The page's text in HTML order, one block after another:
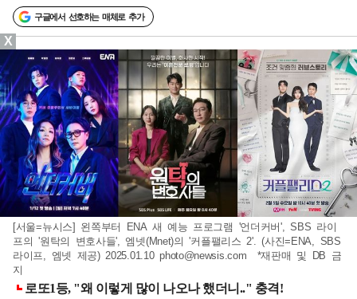
구글에서 선호하는 매체로 추가
[서울=뉴시스] 왼쪽부터 ENA 새 예능 프로그램 '언더커버', SBS 라이
프의 '원탁의 변호사들', 엠넷(Mnet)의 '커플팰리스 2'. (사진=ENA, SBS
라이프, 엠넷 제공) 2025.01.10photo@newsis.com *재판매 및 DB 금
지
X